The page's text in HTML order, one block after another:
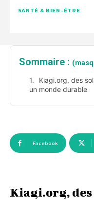
SANTÉ & BIEN-ÊTRE
Sommaire :
Kiagi.org, des
un monde durable
Facebook
Kiagi.org,